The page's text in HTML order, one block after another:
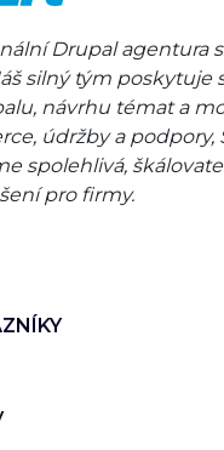
Drupal agentura
silný tým poskytuje
návrhu témat a
údržby a podpory,
spolehlivá,
pro firmy.